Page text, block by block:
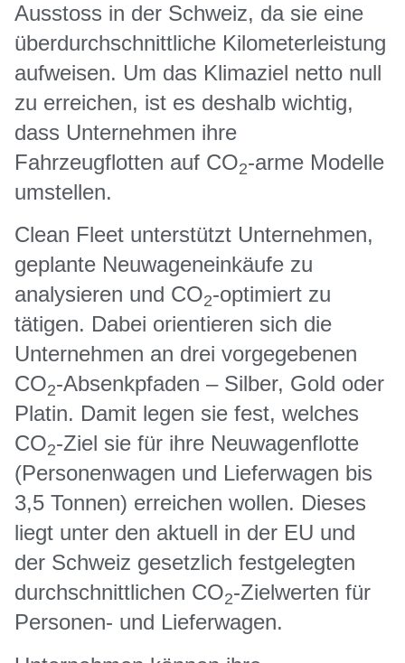
Ausstoss in der Schweiz, da sie eine
überdurchschnittliche Kilometerleistung
aufweisen. Um das Klimaziel netto null
zu erreichen, ist es deshalb wichtig,
dass Unternehmen ihre
Fahrzeugflotten auf CO2-arme Modelle
umstellen.
Clean Fleet unterstützt Unternehmen,
geplante Neuwageneinkäufe zu
analysieren und CO2-optimiert zu
tätigen. Dabei orientieren sich die
Unternehmen an drei vorgegebenen
CO2-Absenkpfaden – Silber, Gold oder
Platin. Damit legen sie fest, welches
CO2-Ziel sie für ihre Neuwagenflotte
(Personenwagen und Lieferwagen bis
3,5 Tonnen) erreichen wollen. Dieses
liegt unter den aktuell in der EU und
der Schweiz gesetzlich festgelegten
durchschnittlichen CO2-Zielwerten für
Personen- und Lieferwagen.